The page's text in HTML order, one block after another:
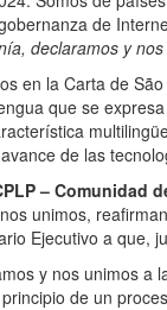
de
declaramos y
en la Carta de
que se
de las
–Comunidad
unimos,
Ejecutivo a que,
y nos unimos a
de un